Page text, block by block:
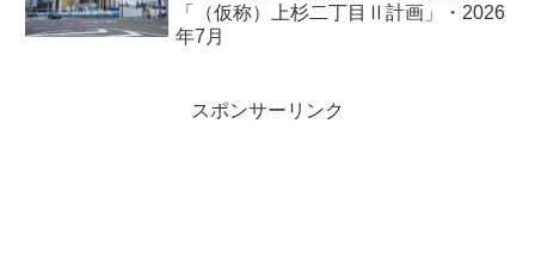
「（仮称）上杉二丁目Ⅱ計画」・2026
年7月
スポンサーリンク